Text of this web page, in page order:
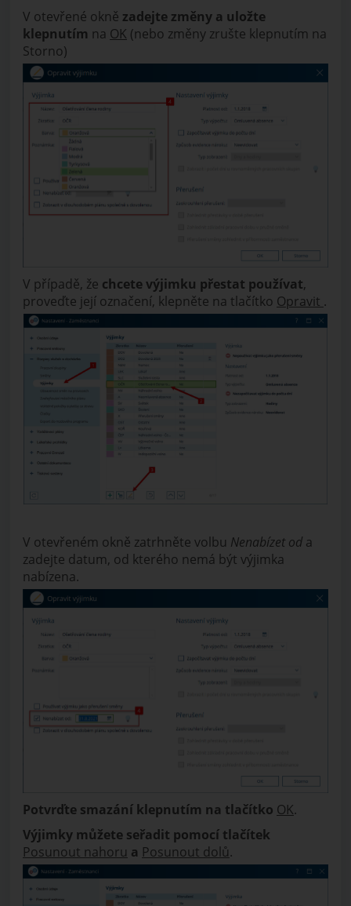
V otevřené okně zadejte změny a uložte
klepnutím na OK (nebo změny zrušte klepnutím na
Storno)
V případě, že chcete výjimku přestat používat,
proveďte její označení, klepněte na tlačítko Opravit .
V otevřeném okně zatrhněte volbu Nenabízet od a
zadejte datum, od kterého nemá být výjimka
nabízena.
Potvrďte smazání klepnutím na tlačítko OK.
Výjimky můžete seřadit pomocí tlačítek
Posunout nahoru a Posunout dolů.